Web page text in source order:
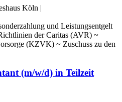
Köln |
und Leistungsentgelt
der Caritas (AVR) ~
(KZVK) ~ Zuschuss zu den
(m/w/d) in Teilzeit